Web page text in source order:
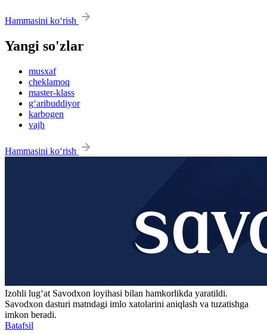
Hammasini ko‘rish
Yangi so'zlar
musxaf
cheklamoq
master-klass
g‘aribuddiyor
karbogen
vajh
Hammasini ko‘rish
Izohli lugʻat Savodxon loyihasi bilan hamkorlikda yaratildi.
Savodxon dasturi matndagi imlo xatolarini aniqlash va tuzatishga
imkon beradi.
Batafsil